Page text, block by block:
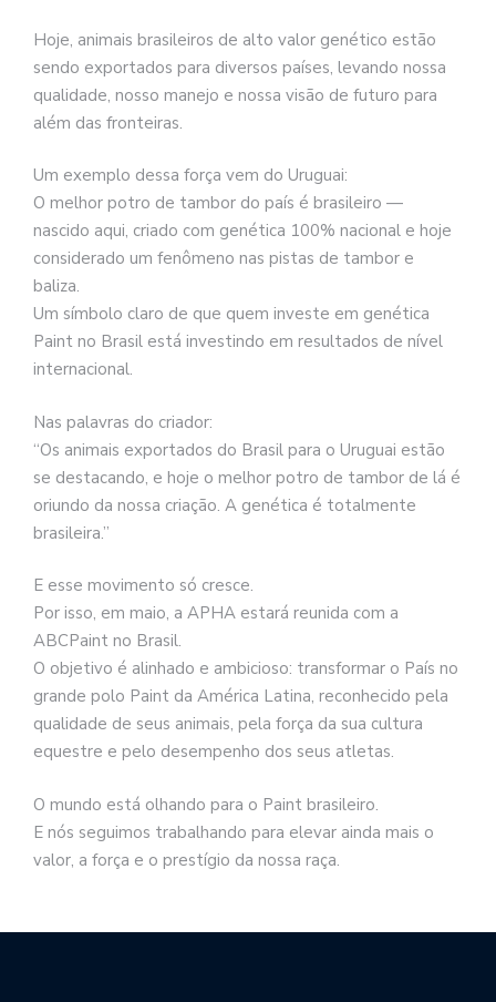
Hoje, animais brasileiros de alto valor genético estão
sendo exportados para diversos países, levando nossa
qualidade, nosso manejo e nossa visão de futuro para
além das fronteiras.
Um exemplo dessa força vem do Uruguai:
O melhor potro de tambor do país é brasileiro —
nascido aqui, criado com genética 100% nacional e hoje
considerado um fenômeno nas pistas de tambor e
baliza.
Um símbolo claro de que quem investe em genética
Paint no Brasil está investindo em resultados de nível
internacional.
Nas palavras do criador:
“Os animais exportados do Brasil para o Uruguai estão
se destacando, e hoje o melhor potro de tambor de lá é
oriundo da nossa criação. A genética é totalmente
brasileira.”
E esse movimento só cresce.
Por isso, em maio, a APHA estará reunida com a
ABCPaint no Brasil.
O objetivo é alinhado e ambicioso: transformar o País no
grande polo Paint da América Latina, reconhecido pela
qualidade de seus animais, pela força da sua cultura
equestre e pelo desempenho dos seus atletas.
O mundo está olhando para o Paint brasileiro.
E nós seguimos trabalhando para elevar ainda mais o
valor, a força e o prestígio da nossa raça.